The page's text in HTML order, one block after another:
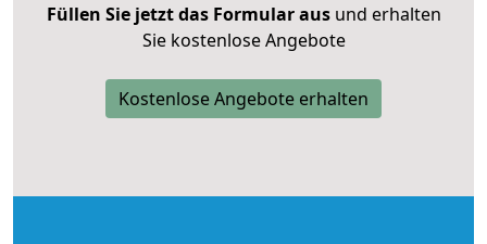
Füllen Sie jetzt das Formular ausund erhalten
Sie kostenlose Angebote
Kostenlose Angebote erhalten